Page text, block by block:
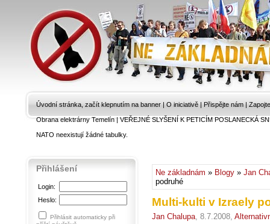
Úvodní stránka, začít klepnutím na banner | O iniciativě | Přispějte nám |
Obrana elektrárny Temelín|VEŘEJNÉ SLYŠENÍ K PETICÍM POSLANECKÁ
NATO neexistují žádné tabulky.
Ne základnám » Blogy » Jan
podruhé
Multi-kulti v Izraely
Jan Chalupa, 8.7.2008,
Přihlášení
Login:
Heslo:
Přihlásit automaticky při